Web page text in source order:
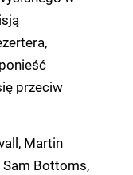
przeciw
Martin
Sam Bottoms,